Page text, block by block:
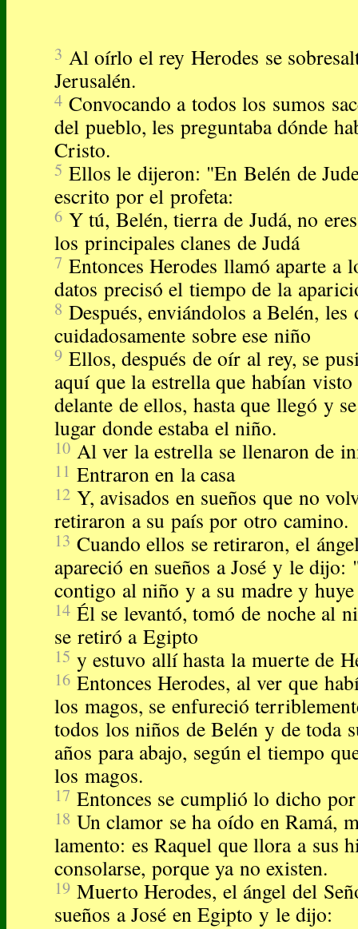
3 Al oírlo el rey Herodes se
Jerusalén.
4 Convocando a todos los sumos
del pueblo, les preguntaba dónde
Cristo.
5 Ellos le dijeron: "En Belén de
escrito por el profeta:
6 Y tú, Belén, tierra de Judá, no
los principales clanes de Judá
7 Entonces Herodes llamó aparte a
datos precisó el tiempo de la
8 Después, enviándolos a Belén,
cuidadosamente sobre ese niño
9 Ellos, después de oír al rey, se
aquí que la estrella que habían
delante de ellos, hasta que llegó y
lugar donde estaba el niño.
10 Al ver la estrella se llenaron de
11 Entraron en la casa
12 Y, avisados en sueños que no
retiraron a su país por otro camino.
13 Cuando ellos se retiraron, el
apareció en sueños a José y le dijo:
contigo al niño y a su madre y
14 Él se levantó, tomó de noche al
se retiró a Egipto
15 y estuvo allí hasta la muerte de
16 Entonces Herodes, al ver que
los magos, se enfureció
todos los niños de Belén y de toda
años para abajo, según el tiempo
los magos.
17 Entonces se cumplió lo dicho
18 Un clamor se ha oído en Ramá,
lamento: es Raquel que llora a sus
consolarse, porque ya no existen.
19 Muerto Herodes, el ángel del
sueños a José en Egipto y le dijo: